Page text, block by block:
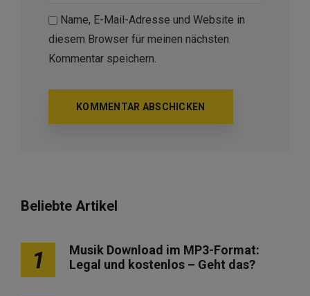
Name, E-Mail-Adresse und Website in
diesem Browser für meinen nächsten
Kommentar speichern.
Beliebte Artikel
1
Musik Download im MP3-Format:
Legal und kostenlos – Geht das?